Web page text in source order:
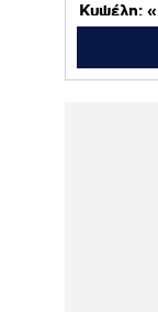
Κυψέλη:
των
26χρονο